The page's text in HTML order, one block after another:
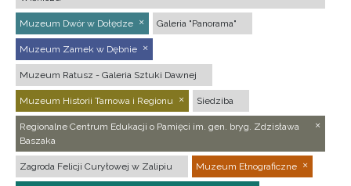
Muzeum Dwór w Dołędze Galeria "Panorama"
Muzeum Zamek w Dębnie
Muzeum Ratusz - Galeria Sztuki Dawnej
Muzeum Historii Tarnowa i Regionu Siedziba
Regionalne Centrum Edukacji o Pamięci im. gen. bryg. Zdzisława
Baszaka
Zagroda Felicji Curyłowej w Zalipiu Muzeum Etnograficzne